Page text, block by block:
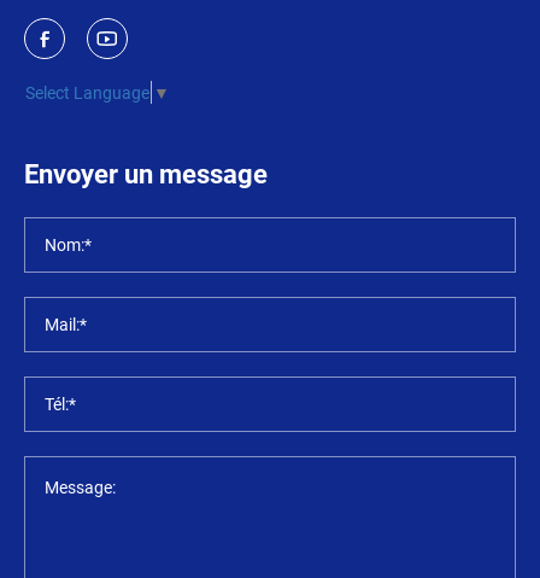
Select Language ▼
Envoyer un message
Nom:*
Mail:*
Tél:*
Message: